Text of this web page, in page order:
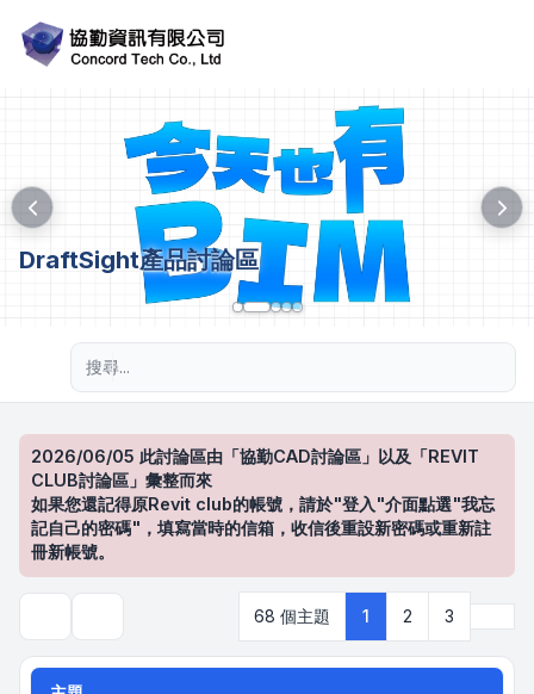
DraftSight產品討論區
2026/06/05 此討論區由「協勤CAD討論區」以及「REVIT
CLUB討論區」彙整而來
如果您還記得原Revit club的帳號，請於"登入"介面點選"我忘
記自己的密碼"，填寫當時的信箱，收信後重設新密碼或重新註
冊新帳號。
68 個主題 1 2 3